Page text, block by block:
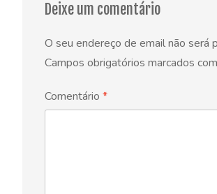
Deixe um comentário
O seu endereço de email não será
Campos obrigatórios marcados com
Comentário *